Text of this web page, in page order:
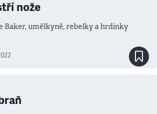
nože
Baker, umělkyně, rebelky a hrdinky